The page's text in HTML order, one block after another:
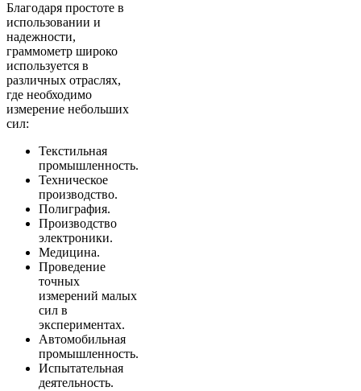
Благодаря простоте в
использовании и
надежности,
граммометр широко
используется в
различных отраслях,
где необходимо
измерение небольших
сил:
Текстильная
промышленность.
Техническое
производство.
Полиграфия.
Производство
электроники.
Медицина.
Проведение
точных
измерений малых
сил в
экспериментах.
Автомобильная
промышленность.
Испытательная
деятельность.